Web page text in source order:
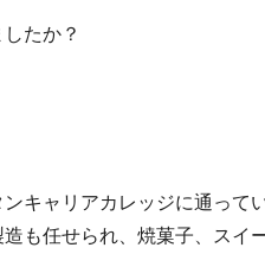
たか？
キャリアカレッジに通って
も任せられ、焼菓子、スイ